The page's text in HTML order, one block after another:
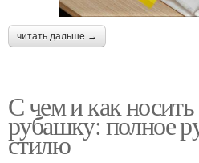
читать дальше →
С чем и как
рубашку: полное
стилю